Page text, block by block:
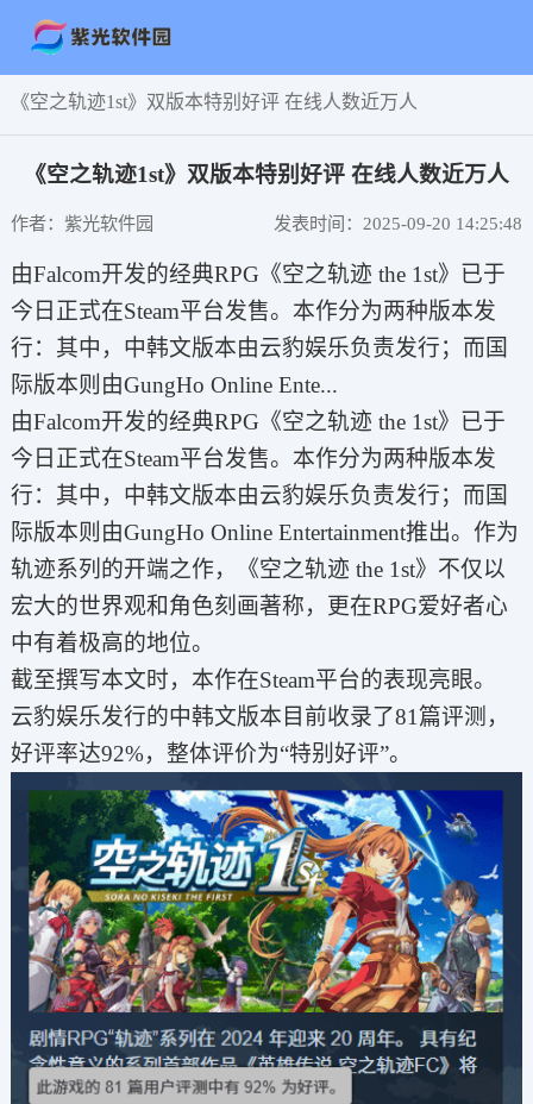
《空之轨迹1st》双版本特别好评 在线人数近万人
《空之轨迹1st》双版本特别好评 在线人数近万人
作者：紫光软件园 发表时间：2025-09-20 14:25:48
由Falcom开发的经典RPG《空之轨迹 the 1st》已于
今日正式在Steam平台发售。本作分为两种版本发
行：其中，中韩文版本由云豹娱乐负责发行；而国
际版本则由GungHo Online Ente...
由Falcom开发的经典RPG《空之轨迹 the 1st》已于
今日正式在Steam平台发售。本作分为两种版本发
行：其中，中韩文版本由云豹娱乐负责发行；而国
际版本则由GungHo Online Entertainment推出。作为
轨迹系列的开端之作，《空之轨迹 the 1st》不仅以
宏大的世界观和角色刻画著称，更在RPG爱好者心
中有着极高的地位。
截至撰写本文时，本作在Steam平台的表现亮眼。
云豹娱乐发行的中韩文版本目前收录了81篇评测，
好评率达92%，整体评价为“特别好评”。